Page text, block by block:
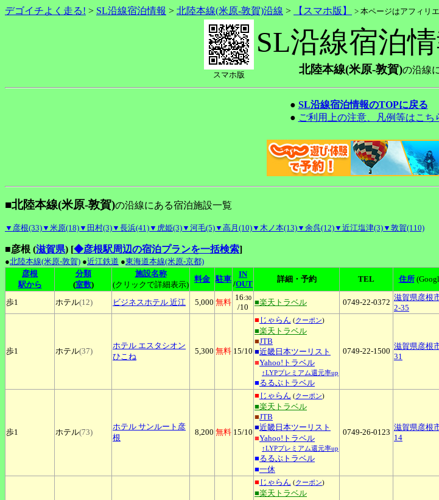
デゴイチよく走る! > SL沿線宿泊情報 > 北陸本線(米原-敦賀)沿線 > 【スマホ版】 > 本ページはアフィリ
スマホ版
SL沿線宿泊
北陸本線(米原-敦賀)の沿線
● SL沿線宿泊情報のTOPに戻る
● ご利用上の注意、凡例等はこち
■北陸本線(米原-敦賀)の沿線にある宿泊施設一覧
▼彦根(33)▼米原(18)▼田村(3)▼長浜(41)▼虎姫(3)▼河毛(5)▼高月(10)▼木ノ本(13)▼余呉(12)▼近江塩津(3)▼敦賀(110)
■彦根 (滋賀県) [◆彦根駅周辺の宿泊プランを一括検索]
●北陸本線(米原-敦賀) ●近江鉄道 ●東海道本線(米原-京都)
彦根
駅から
分類
(室数)
施設名称
(クリックで詳細表示)
料金 駐車
IN
/OUT
詳細・予約 TEL 住所
歩1 ホテル(12) ビジネスホテル 近江 5,000 無料
16:30
/10
■楽天トラベル 0749-22-0372
滋賀県彦根
2-35
歩1 ホテル(37)
ホテル エスタシオン
ひこね
5,300 無料 15/10
■ じゃらん (クーポン)
■楽天トラベル
■JTB
■近畿日本ツーリスト
■Yahoo!トラベル
↑LYPプレミアム還元率up
■るるぶトラベル
0749-22-1500
滋賀県彦根
31
歩1 ホテル(73)
ホテル サンルート彦
根
8,200 無料 15/10
■ じゃらん (クーポン)
■楽天トラベル
■JTB
■近畿日本ツーリスト
■Yahoo!トラベル
↑LYPプレミアム還元率up
■るるぶトラベル
■一休
0749-26-0123
滋賀県彦根
14
■ じゃらん (クーポン)
■楽天トラベル